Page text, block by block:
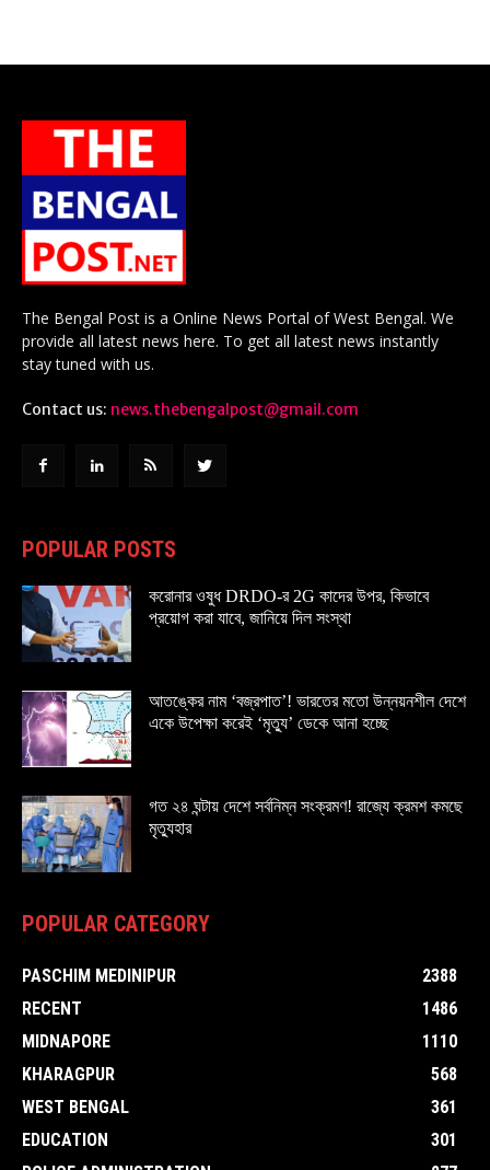
The Bengal Post is a Online News Portal of West Bengal. We
provide all latest news here. To get all latest news instantly
stay tuned with us.
Contact us: news.thebengalpost@gmail.com
POPULAR POSTS
করোনার ওষুধ DRDO-র 2G কাদের উপর, কিভাবে
প্রয়োগ করা যাবে, জানিয়ে দিল সংস্থা
আতঙ্কের নাম ‘বজ্রপাত’! ভারতের মতো উন্নয়নশীল দেশে
একে উপেক্ষা করেই ‘মৃত্যু’ ডেকে আনা হচ্ছে
গত ২৪ ঘন্টায় দেশে সর্বনিম্ন সংক্রমণ! রাজ্যে ক্রমশ কমছে
মৃত্যুহার
POPULAR CATEGORY
PASCHIM MEDINIPUR
2388
RECENT
1486
MIDNAPORE
1110
KHARAGPUR
568
WEST BENGAL
361
EDUCATION
301